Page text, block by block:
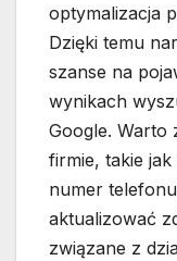
optymalizacja
Dzięki temu
szanse na
wynikach
Google. Warto
firmie, takie
numer
aktualizować
związane z